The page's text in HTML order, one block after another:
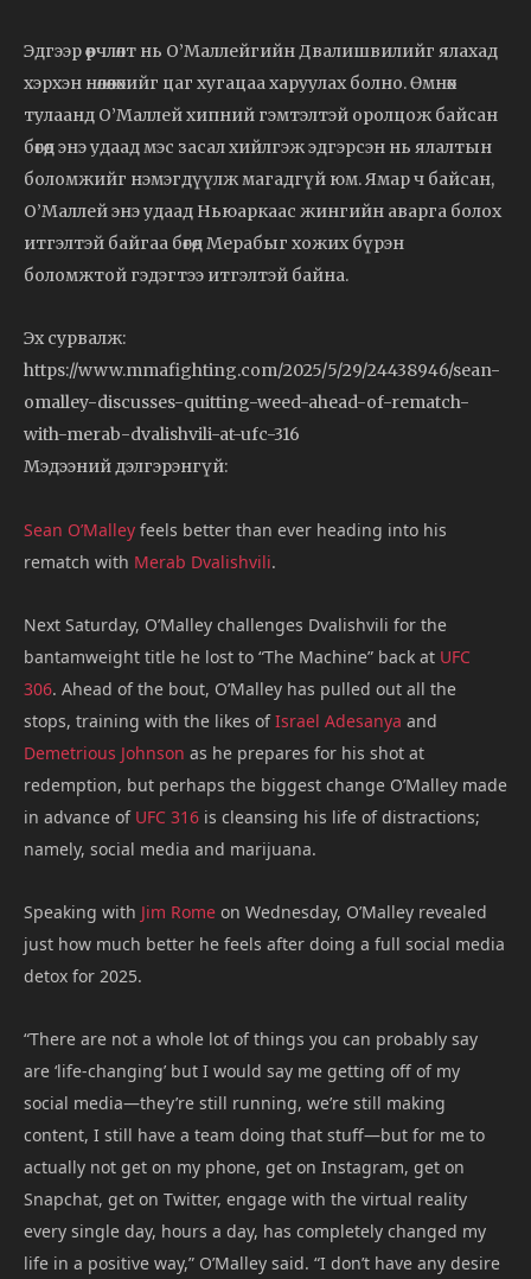
Эдгээр өөрчлөлт нь О’Маллейгийн Двалишвилийг ялахад
хэрхэн нөлөөлөхийг цаг хугацаа харуулах болно. Өмнөх
тулаанд О’Маллей хипний гэмтэлтэй оролцож байсан
бөгөөд энэ удаад мэс засал хийлгэж эдгэрсэн нь ялалтын
боломжийг нэмэгдүүлж магадгүй юм. Ямар ч байсан,
О’Маллей энэ удаад Ньюаркаас жингийн аварга болох
итгэлтэй байгаа бөгөөд Мерабыг хожих бүрэн
боломжтой гэдэгтээ итгэлтэй байна.
Эх сурвалж:
https://www.mmafighting.com/2025/5/29/24438946/sean-
omalley-discusses-quitting-weed-ahead-of-rematch-
with-merab-dvalishvili-at-ufc-316
Мэдээний дэлгэрэнгүй:
Sean O’Malley feels better than ever heading into his
rematch with Merab Dvalishvili.
Next Saturday, O’Malley challenges Dvalishvili for the
bantamweight title he lost to “The Machine” back at UFC
306. Ahead of the bout, O’Malley has pulled out all the
stops, training with the likes ofIsrael Adesanya and
Demetrious Johnson as he prepares for his shot at
redemption, but perhaps the biggest change O’Malley made
in advance of UFC 316 is cleansing his life of distractions;
namely, social media and marijuana.
Speaking with Jim Rome on Wednesday, O’Malley revealed
just how much better he feels after doing a full social media
detox for 2025.
“There are not a whole lot of things you can probably say
are ‘life-changing’ but I would say me getting off of my
social media—they’re still running, we’re still making
content, I still have a team doing that stuff—but for me to
actually not get on my phone, get on Instagram, get on
Snapchat, get on Twitter, engage with the virtual reality
every single day, hours a day, has completely changed my
life in a positive way,” O’Malley said. “I don’t have any desire